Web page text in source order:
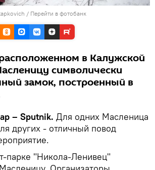
/ Перейти в фотобанк
в Калужской
символически
замок, построенный в
– Sputnik. Для одних Масленица
других - отличный повод
парке "Никола-Ленивец"